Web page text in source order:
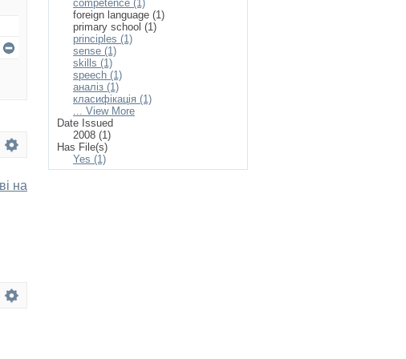
на
competence (1)
foreign language (1)
primary school (1)
principles (1)
sense (1)
skills (1)
speech (1)
аналіз (1)
класифікація (1)
... View More
Date Issued
2008 (1)
Has File(s)
Yes (1)